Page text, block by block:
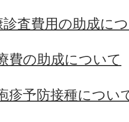
診査費用の助成に
費の助成について
疹予防接種につい